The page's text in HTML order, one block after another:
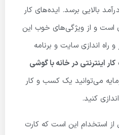
بالایی برسد. ایده‌های کار
است و از ویژگی‌های خوب این
راه اندازی سایت و برنامه
کار اینترنتی در خانه با گوشی
می‌توانید یک کسب و کار
کنید.
استخدام این است که کارت